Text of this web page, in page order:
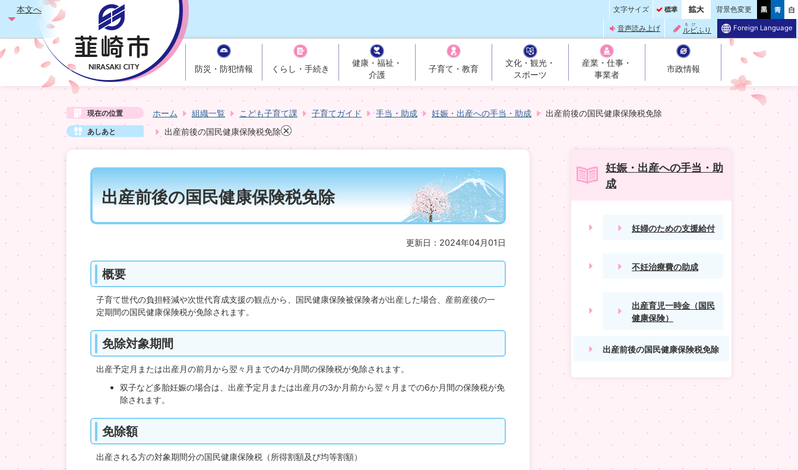
本文へ 文字サイズ 背景色変更
音声読み上げ ルビ
るび
ふり Foreign Language
防災・防犯情報 くらし・手続き
健康・福祉・
介護
子育て・教育
文化・観光・
スポーツ
産業・仕事・
事業者
市政情報
現在の位置 ホーム 組織一覧 こども子育て課 子育てガイド 手当・助成 妊娠・出産への手当・助成 出産前後の国民健康保険税免除
あしあと 出産前後の国民健康保険税免除
出産前後の国民健康保険税免除
更新日：2024年04月01日
概要
子育て世代の負担軽減や次世代育成支援の観点から、国民健康保険被保険者が出産した場合、産前産後の一
定期間の国民健康保険税が免除されます。
免除対象期間
出産予定月または出産月の前月から翌々月までの4か月間の保険税が免除されます。
双子など多胎妊娠の場合は、出産予定月または出産月の3か月前から翌々月までの6か月間の保険税が免
除されます。
免除額
出産される方の対象期間分の国民健康保険税（所得割額及び均等割額）
妊娠・出産への手当・助
成
妊婦のための支援給付
不妊治療費の助成
出産育児一時金（国民
健康保険）
出産前後の国民健康保険税免除